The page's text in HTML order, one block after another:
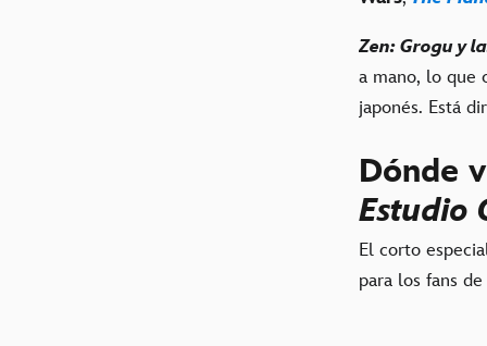
Zen: Grogu y
a mano, lo que
japonés. Está
Dónde
Estudio
El corto
para los fans de